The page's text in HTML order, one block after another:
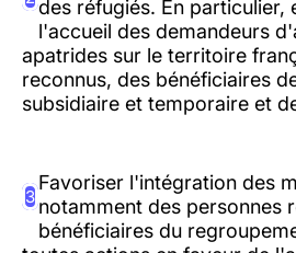
des réfugiés. En particulier,
l'accueil des demandeurs
apatrides sur le territoire
reconnus, des bénéficiaires
subsidiaire et temporaire et
3
Favoriser l'intégration des
notamment des personnes
bénéficiaires du